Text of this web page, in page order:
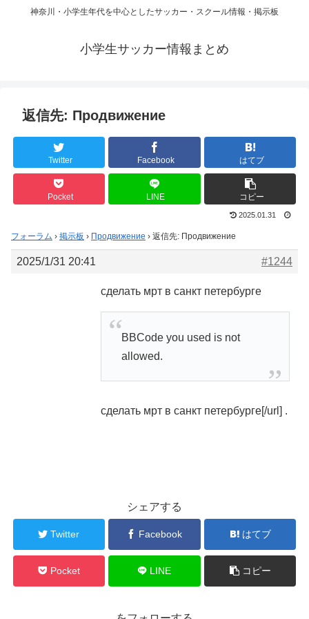
神奈川・小学生年代を中心としたサッカー・スクール情報・掲示板
小学生サッカー情報まとめ
返信先: Продвижение
Twitter Facebook はてブ
Pocket LINE コピー
2025.01.31
フォーラム › 掲示板 › Продвижение › 返信先: Продвижение
2025/1/31 20:41 #1244
сделать мрт в санкт петербурге
BBCode you used is not
allowed.
сделать мрт в санкт петербурге[/url] .
シェアする
Twitter Facebook はてブ
Pocket LINE コピー